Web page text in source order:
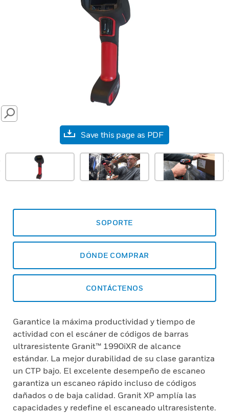
SEARCH
Save this page as PDF
SOPORTE
DÓNDE COMPRAR
CONTÁCTENOS
Garantice la máxima productividad y tiempo de
actividad con el escáner de códigos de barras
ultraresistente Granit™ 1990iXR de alcance
estándar. La mejor durabilidad de su clase garantiza
un CTP bajo. El excelente desempeño de escaneo
garantiza un escaneo rápido incluso de códigos
dañados o de baja calidad. Granit XP amplía las
capacidades y redefine el escaneado ultraresistente.